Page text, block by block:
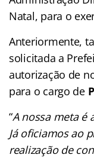
Natal, para o
Anteriormente,
solicitada a
autorização de
para o cargo de
“A nossa meta é
Já oficiamos ao
realização de